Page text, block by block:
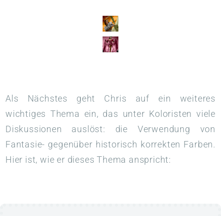
Als Nächstes geht Chris auf ein weiteres
wichtiges Thema ein, das unter Koloristen viele
Diskussionen auslöst: die Verwendung von
Fantasie- gegenüber historisch korrekten Farben.
Hier ist, wie er dieses Thema anspricht: